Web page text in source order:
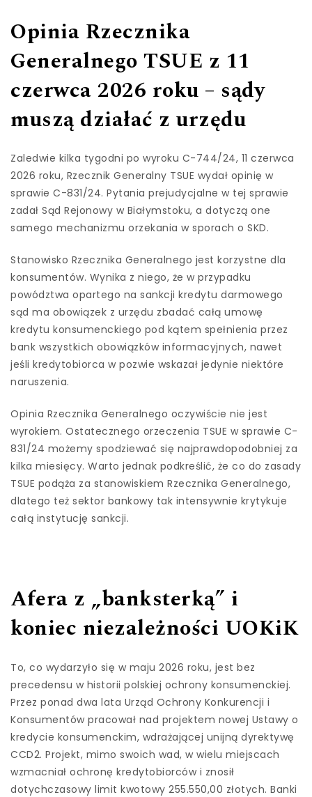
Opinia Rzecznika
Generalnego TSUE z 11
czerwca 2026 roku – sądy
muszą działać z urzędu
Zaledwie kilka tygodni po wyroku C-744/24, 11 czerwca
2026 roku, Rzecznik Generalny TSUE wydał opinię w
sprawie C-831/24. Pytania prejudycjalne w tej sprawie
zadał Sąd Rejonowy w Białymstoku, a dotyczą one
samego mechanizmu orzekania w sporach o SKD.
Stanowisko Rzecznika Generalnego jest korzystne dla
konsumentów. Wynika z niego, że w przypadku
powództwa opartego na sankcji kredytu darmowego
sąd ma obowiązek z urzędu zbadać całą umowę
kredytu konsumenckiego pod kątem spełnienia przez
bank wszystkich obowiązków informacyjnych, nawet
jeśli kredytobiorca w pozwie wskazał jedynie niektóre
naruszenia.
Opinia Rzecznika Generalnego oczywiście nie jest
wyrokiem. Ostatecznego orzeczenia TSUE w sprawie C-
831/24 możemy spodziewać się najprawdopodobniej za
kilka miesięcy. Warto jednak podkreślić, że co do zasady
TSUE podąża za stanowiskiem Rzecznika Generalnego,
dlatego też sektor bankowy tak intensywnie krytykuje
całą instytucję sankcji.
Afera z „banksterką” i
koniec niezależności UOKiK
To, co wydarzyło się w maju 2026 roku, jest bez
precedensu w historii polskiej ochrony konsumenckiej.
Przez ponad dwa lata Urząd Ochrony Konkurencji i
Konsumentów pracował nad projektem nowej Ustawy o
kredycie konsumenckim, wdrażającej unijną dyrektywę
CCD2. Projekt, mimo swoich wad, w wielu miejscach
wzmacniał ochronę kredytobiorców i znosił
dotychczasowy limit kwotowy 255.550,00 złotych. Banki